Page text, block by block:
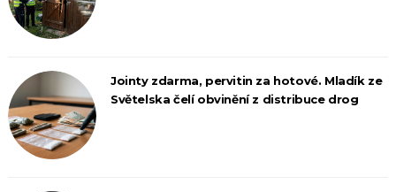
Jointy zdarma, pervitin za hotové. Mladík ze
Světelska čelí obvinění z distribuce drog